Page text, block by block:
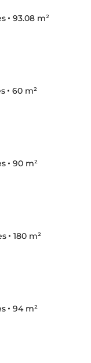
93.08 m²
60 m²
90 m²
180 m²
94 m²